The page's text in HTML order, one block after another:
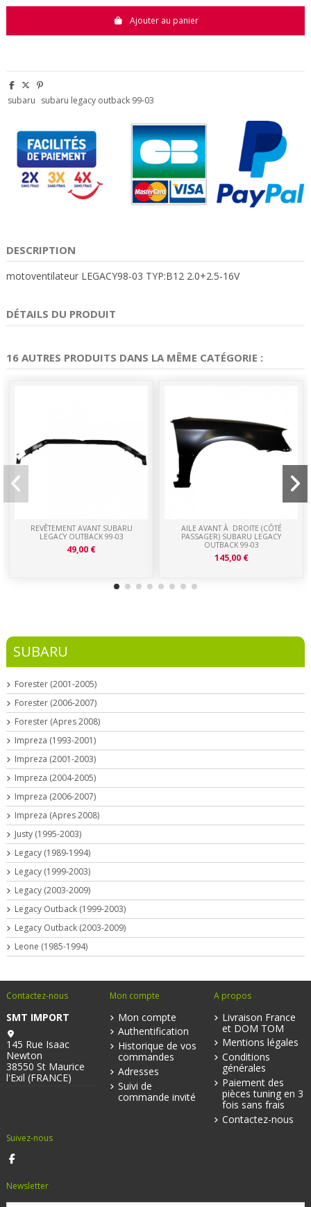
Ajouter au panier
subaru subaru legacy outback 99-03
DESCRIPTION
motoventilateur LEGACY98-03 TYP:B12 2.0+2.5-16V
DÉTAILS DU PRODUIT
16 AUTRES PRODUITS DANS LA MÊME CATÉGORIE :
REVÊTEMENT AVANT SUBARU
LEGACY OUTBACK 99-03
49,00 €
AILE AVANT À DROITE (CÔTÉ
PASSAGER) SUBARU LEGACY
OUTBACK 99-03
145,00 €
SUBARU
Forester (2001-2005)
Forester (2006-2007)
Forester (Apres 2008)
Impreza (1993-2001)
Impreza (2001-2003)
Impreza (2004-2005)
Impreza (2006-2007)
Impreza (Apres 2008)
Justy (1995-2003)
Legacy (1989-1994)
Legacy (1999-2003)
Legacy (2003-2009)
Legacy Outback (1999-2003)
Legacy Outback (2003-2009)
Leone (1985-1994)
Contactez-nous
SMT IMPORT
145 Rue Isaac
Newton
38550 St Maurice
l'Exil (FRANCE)
Mon compte
Mon compte
Authentification
Historique de vos
commandes
Adresses
Suivi de
commande invité
A propos
Livraison France
et DOM TOM
Mentions légales
Conditions
générales
Paiement des
pièces tuning en 3
fois sans frais
Contactez-nous
Suivez-nous
Newsletter